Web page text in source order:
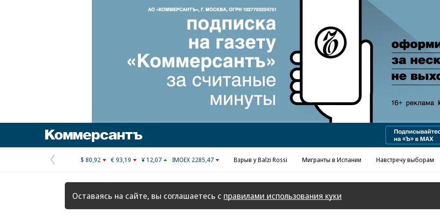
Реклама в «Ъ» www.kommersant.ru/ad
Предыдущая
страница
$ 80,92 € 93,19 ¥ 12,07 IMOEX 2285,47 Взрыв у Balzi Rossi Мигранты в Испании Навстречу выборам
Оставаясь на сайте, вы соглашаетесь с правилами использования куки